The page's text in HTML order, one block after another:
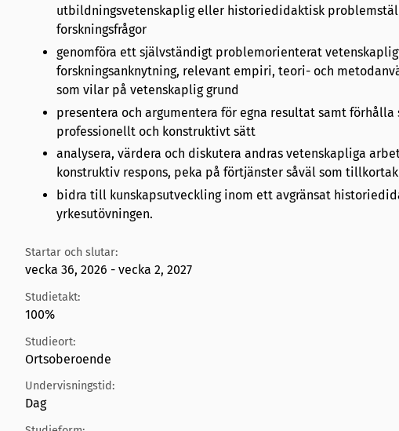
utbildningsvetenskaplig eller historiedidaktisk
forskningsfrågor
genomföra ett självständigt problemorienterat
forskningsanknytning, relevant empiri, teori- och
som vilar på vetenskaplig grund
presentera och argumentera för egna resultat samt
professionellt och konstruktivt sätt
analysera, värdera och diskutera andras vetenskapliga
konstruktiv respons, peka på förtjänster såväl som
bidra till kunskapsutveckling inom ett avgränsat
yrkesutövningen.
Startar och slutar:
vecka 36, 2026 - vecka 2, 2027
Studietakt:
100%
Studieort:
Ortsoberoende
Undervisningstid:
Dag